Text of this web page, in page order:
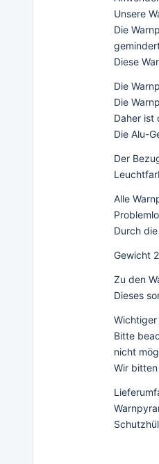
Unsere
Die
Diese
Die
Die
Daher ist
Die Alu-
Der
Alle
Durch
Gewicht
Zu den
Dieses
Wichtiger
Bitte
nicht
Wir